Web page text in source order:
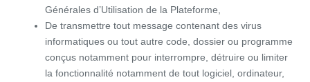
Générales d’Utilisation de la Plateforme,
De transmettre tout message contenant des virus
informatiques ou tout autre code, dossier ou programme
conçus notamment pour interrompre, détruire ou limiter
la fonctionnalité notamment de tout logiciel, ordinateur,